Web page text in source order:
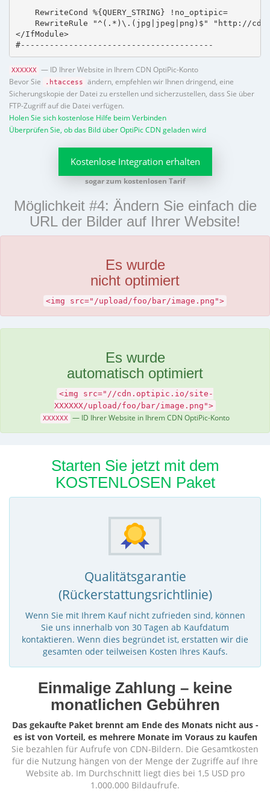
    RewriteCond %{QUERY_STRING} !no_optipic=
RewriteRule "^(.*)\.(jpg|jpeg|png)$" "http://
</IfModule>
#----------------------------------------
XXXXXX
— ID Ihrer Website in Ihrem CDN OptiPic-Konto
Bevor Sie
.htaccess
ändern, empfehlen wir Ihnen dringend, eine
Sicherungskopie der Datei zu erstellen und sicherzustellen, dass Sie über
FTP-Zugriff auf die Datei verfügen.
Holen Sie sich kostenlose Hilfe beim Verbinden
Überprüfen Sie, ob das Bild über OptiPic CDN geladen wird
Kostenlose Integration erhalten
sogar zum kostenlosen Tarif
Möglichkeit #4: Ändern Sie einfach die
URL der Bilder auf Ihrer Website!
Es wurde
nicht optimiert
<img src="/upload/foo/bar/image.png">
Es wurde
automatisch optimiert
<img src="//cdn.optipic.io/site-
XXXXXX/upload/foo/bar/image.png">
XXXXXX — ID Ihrer Website in Ihrem CDN OptiPic-Konto
Starten Sie jetzt mit dem
KOSTENLOSEN Paket
Qualitätsgarantie
(Rückerstattungsrichtlinie)
Wenn Sie mit Ihrem Kauf nicht zufrieden sind, können
Sie uns innerhalb von 30 Tagen ab Kaufdatum
kontaktieren. Wenn dies begründet ist, erstatten wir die
gesamten oder teilweisen Kosten Ihres Kaufs.
Einmalige Zahlung – keine
monatlichen Gebühren
Das gekaufte Paket brennt am Ende des Monats nicht aus -
es ist von Vorteil, es mehrere Monate im Voraus zu kaufen
Sie bezahlen für Aufrufe von CDN-Bildern. Die Gesamtkosten
für die Nutzung hängen von der Menge der Zugriffe auf Ihre
Website ab. Im Durchschnitt liegt dies bei 1,5 USD pro
1.000.000 Bildaufrufe.